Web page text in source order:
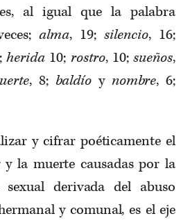
al igual que la palabra
alma, 19;silencio, 16;
herida10; rostro, 10;sueños,
, 8; baldío y nombre, 6;
y cifrar poéticamente el
la muerte causadas por la
derivada del abuso
y comunal, es el eje